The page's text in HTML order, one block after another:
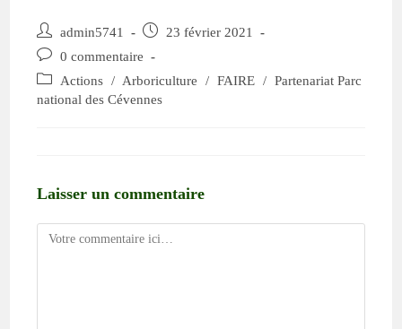
admin5741
23 février 2021
0 commentaire
Actions / Arboriculture / FAIRE / Partenariat Parc
national des Cévennes
Laisser un commentaire